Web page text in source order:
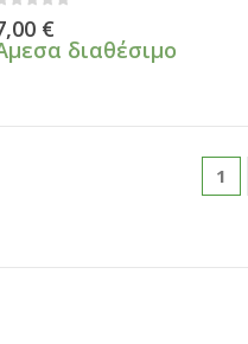
€
διαθέσιμο
1